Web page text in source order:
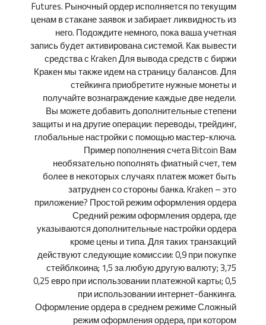
Futures. Рыночный ордер исполняется по текущим
ценам в стакане заявок и забирает ликвидность из
него. Подождите немного, пока ваша учетная
запись будет активирована системой. Как вывести
средства с Kraken Для вывода средств с биржи
Кракен мы также идем на страницу балансов. Для
стейкинга приобретите нужные монеты и
получайте вознаграждение каждые две недели.
Вы можете добавить дополнительные степени
защиты и на другие операции: переводы, трейдинг,
глобальные настройки с помощью мастер-ключа.
Пример пополнения счета Bitcoin Вам
необязательно пополнять фиатный счет, тем
более в некоторых случаях платеж может быть
затруднен со стороны банка. Kraken – это
приложение? Простой режим оформления ордера
Средний режим оформления ордера, где
указываются дополнительные настройки ордера
кроме цены и типа. Для таких транзакций
действуют следующие комиссии: 0,9 при покупке
стейблкоина; 1,5 за любую другую валюту; 3,75
0,25 евро при использовании платежной карты; 0,5
при использовании интернет-банкинга.
Оформление ордера в среднем режиме Сложный
режим оформления ордера, при котором